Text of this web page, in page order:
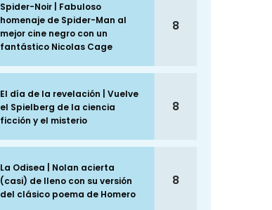
Spider-Noir | Fabuloso
homenaje de Spider-Man al
mejor cine negro con un
fantástico Nicolas Cage
8
El día de la revelación | Vuelve
el Spielberg de la ciencia
ficción y el misterio
8
La Odisea | Nolan acierta
(casi) de lleno con su versión
del clásico poema de Homero
8